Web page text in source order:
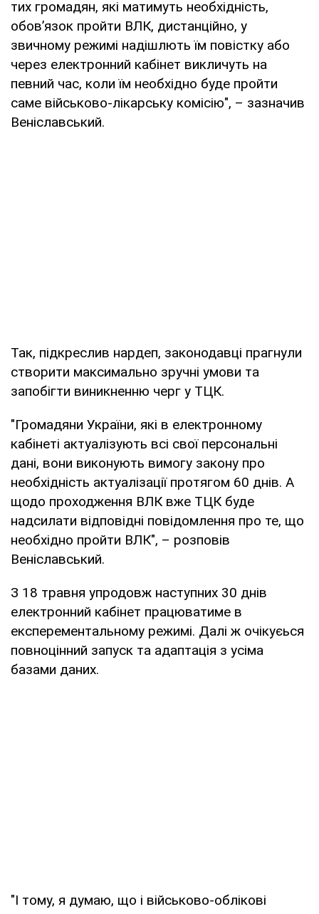
тих громадян, які матимуть необхідність,
обов’язок пройти ВЛК, дистанційно, у
звичному режимі надішлють їм повістку або
через електронний кабінет викличуть на
певний час, коли їм необхідно буде пройти
саме військово-лікарську комісію", – зазначив
Веніславський.
Так, підкреслив нардеп, законодавці прагнули
створити максимально зручні умови та
запобігти виникненню черг у ТЦК.
"Громадяни України, які в електронному
кабінеті актуалізують всі свої персональні
дані, вони виконують вимогу закону про
необхідність актуалізації протягом 60 днів. А
щодо проходження ВЛК вже ТЦК буде
надсилати відповідні повідомлення про те, що
необхідно пройти ВЛК", – розповів
Веніславський.
З 18 травня упродовж наступних 30 днів
електронний кабінет працюватиме в
експерементальному режимі. Далі ж очікуєься
повноцінний запуск та адаптація з усіма
базами даних.
"І тому, я думаю, що і військово-облікові